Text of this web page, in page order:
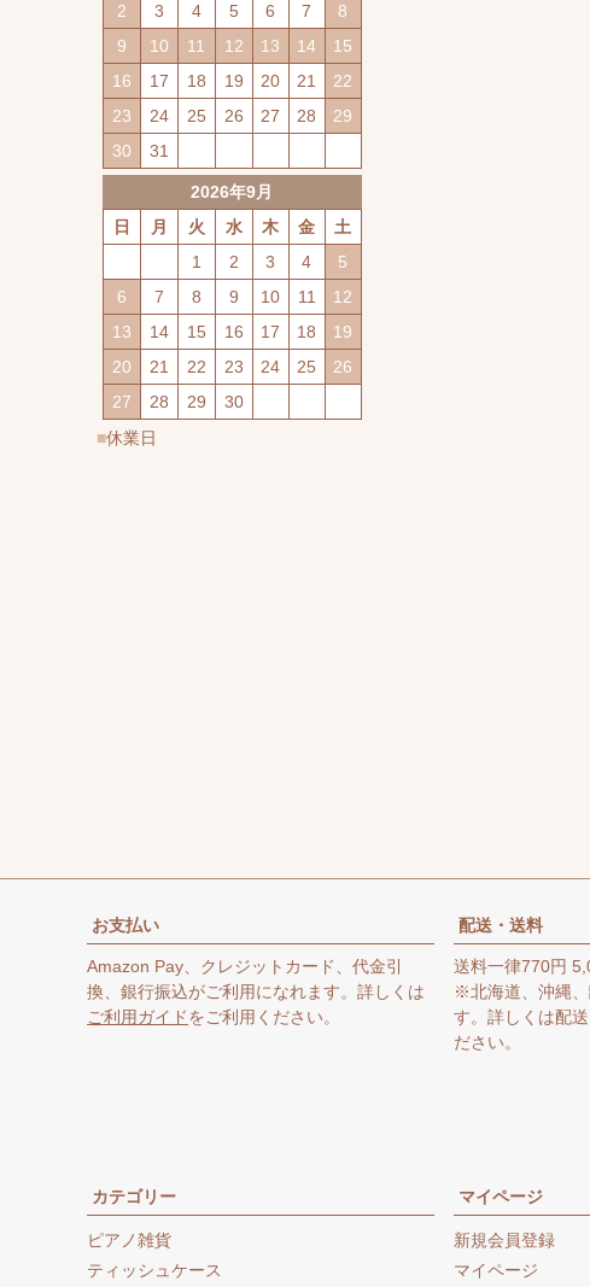
2
3 4 5 6 7
8
9
10 11 12 13 14
15
16
17 18 19 20 21
22
23
24 25 26 27 28
29
30
31
2026年9月
日
月 火 水 木 金
土
1
2 3 4
5
6
7 8 9 10 11
12
13
14 15 16 17 18
19
20
21 22 23 24 25
26
27
28 29
30
休業日
お支払い
Amazon Pay、クレジットカード、代金引
換、銀行振込がご利用になれます。詳しくは
ご利用ガイドをご利用ください。
配送・送料
送料一律770円
※北海道、沖縄
す。詳しくは配
ださい。
カテゴリー
ピアノ雑貨
ティッシュケース
マイページ
新規会員登録
マイページ